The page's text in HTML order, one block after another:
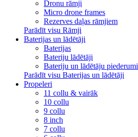
Dronu rāmji
Micro drone frames
Rezerves daļas rāmjiem
Parādīt visu Rāmji
Baterijas un lādētāji
Baterijas
Bateriju lādētāji
Bateriju un lādētāju piederumi
Parādīt visu Baterijas un lādētāji
Propeleri
11 collu & vairāk
10 collu
9 collu
8 inch
7 collu